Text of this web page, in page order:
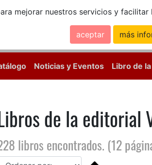
mejorar nuestros servicios y facilitar
aceptar más
Noticias y Eventos Libro de
de la editorial
libros encontrados. (12